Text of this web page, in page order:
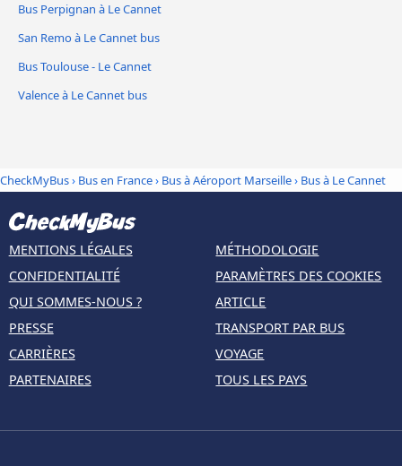
Bus Perpignan à Le Cannet
San Remo à Le Cannet bus
Bus Toulouse - Le Cannet
Valence à Le Cannet bus
CheckMyBus› Bus en France› Bus à Aéroport Marseille› Bus à Le Cannet
MENTIONS LÉGALES
CONFIDENTIALITÉ
QUI SOMMES-NOUS ?
PRESSE
CARRIÈRES
PARTENAIRES
MÉTHODOLOGIE
PARAMÈTRES DES COOKIES
ARTICLE
TRANSPORT PAR BUS
VOYAGE
TOUS LES PAYS